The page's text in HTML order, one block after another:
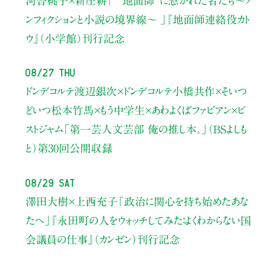
ンフィクションと小説の境界線〜 」
『地面師連絡役カト
ウ』（小学館）刊行記念
08/27 Thu
ドンデコルテ渡辺銀次×ドンデコルテ小橋共作×そいつ
どいつ松本竹馬×もう中学生×あわよくばファビアン×ピ
ストジャム「第一芸人文芸部 俺の推し本。」（BSよしも
と） 第30回公開収録
08/29 Sat
澤田大樹×上西充子 「政治に関心を持ち始めたあな
たへ」
『永田町の人をウォッチしてみた：よくわからない国
会議員の仕事』（カンゼン）刊行記念